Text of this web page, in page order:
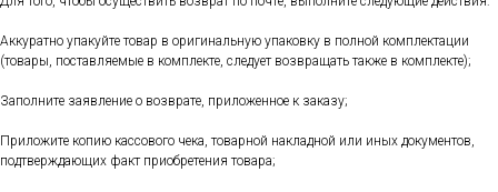
Аккуратно упакуйте товар в оригинальную упаковку в полной комплектации
(товары, поставляемые в комплекте, следует возвращать также в комплекте);
Заполните заявление о возврате, приложенное к заказу;
Приложите копию кассового чека, товарной накладной или иных документов,
подтверждающих факт приобретения товара;